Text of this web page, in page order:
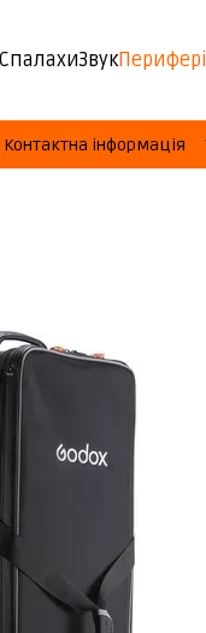
СпалахиЗвук
Контактна інформація